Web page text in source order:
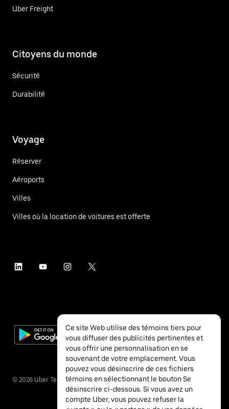
Uber Freight
Citoyens du monde
Sécurité
Durabilité
Voyage
Réserver
Aéroports
Villes
Villes où la location de voitures est offerte
© 2026 Uber Technologies inc.
Ce site Web utilise des témoins tiers pour
vous diffuser des publicités pertinentes et
vous offrir une personnalisation en se
souvenant de votre emplacement. Vous
pouvez vous désinscrire de ces fichiers
témoins en sélectionnant le bouton Se
désinscrire ci-dessous. Si vous avez un
compte Uber, vous pouvez refuser la